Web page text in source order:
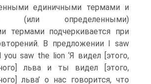
единичными терма­ми и
(или определенными)
термами под­черкивается при
В предложении I saw
you saw the lion ‘Я видел [этого,
льва и ты видел [этого,
льва’ о нас говорится, что